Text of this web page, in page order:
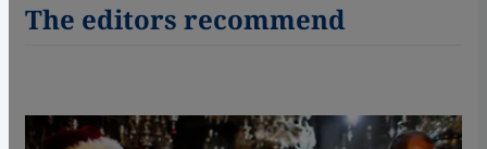
The editors recommend